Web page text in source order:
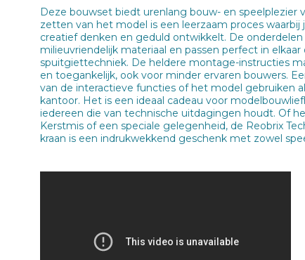
Deze bouwset biedt urenlang bouw- en speelplezier
zetten van het model is een leerzaam proces waarbij
creatief denken en geduld ontwikkelt. De
milieuvriendelijk materiaal en passen perfect in
spuitgiettechniek. De heldere montage-instructies
en toegankelijk, ook voor minder ervaren bouwers.
van de interactieve functies of het model gebruiken
kantoor. Het is een ideaal cadeau voor
iedereen die van technische uitdagingen houdt. Of
Kerstmis of een speciale gelegenheid, de Reobrix
kraan is een indrukwekkend geschenk met zowel